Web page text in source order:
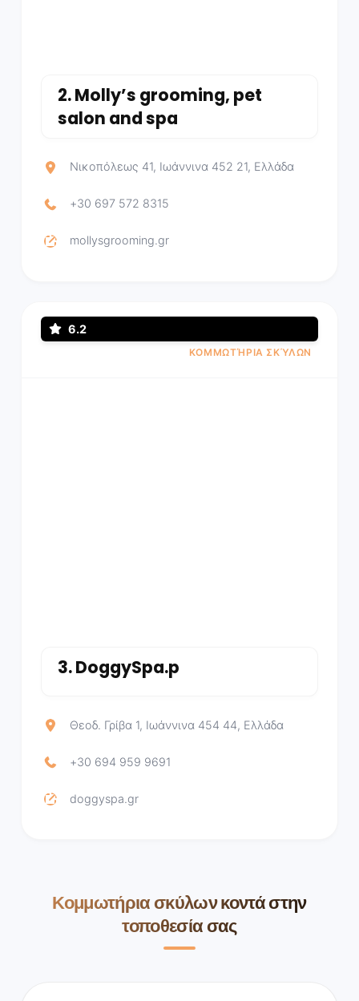
2.Molly’s grooming, pet
salon and spa
Νικοπόλεως 41, Ιωάννινα 452 21, Ελλάδα
+30 697 572 8315
mollysgrooming.gr
6.2
ΚΟΜΜΩΤΉΡΙΑ ΣΚΎΛΩΝ
3.DoggySpa.p
Θεοδ. Γρίβα 1, Ιωάννινα 454 44, Ελλάδα
+30 694 959 9691
doggyspa.gr
Κομμωτήρια σκύλων κοντά στην
τοποθεσία σας